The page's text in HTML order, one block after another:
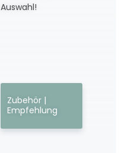
Auswahl!
Zubehör |
Empfehlung